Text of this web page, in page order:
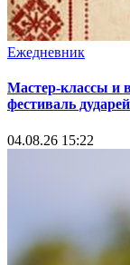
Ежедневник
Мастер-классы и
фестиваль
04.08.26 15:22